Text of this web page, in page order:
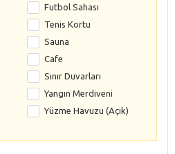
Futbol Sahası
Tenis Kortu
Sauna
Cafe
Sınır Duvarları
Yangın Merdiveni
Yüzme Havuzu (Açık)